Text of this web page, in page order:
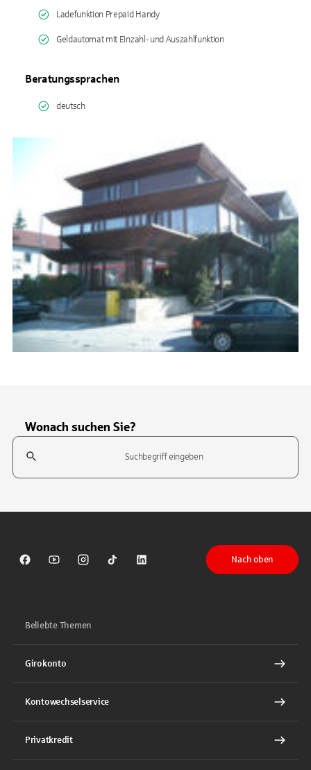
Ladefunktion Prepaid Handy
Geldautomat mit Einzahl- und Auszahlfunktion
Beratungssprachen
deutsch
Wonach suchen Sie?
Suchfeld
Sparkasse auf Facebook
Sparkasse auf Youtube
Sparkasse auf Instagram
Sparkasse auf TikTok
Sparkasse auf LinkedIn
Nach oben
Beliebte Themen
Girokonto
Kontowechselservice
Privatkredit